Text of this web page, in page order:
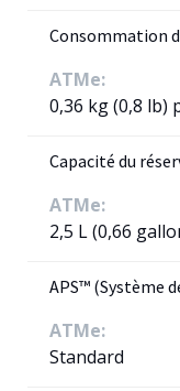
Consommation
ATMe:
0,36 kg (0,8 lb)
Capacité du
ATMe:
2,5 L (0,66
APS™ (Système
ATMe:
Standard